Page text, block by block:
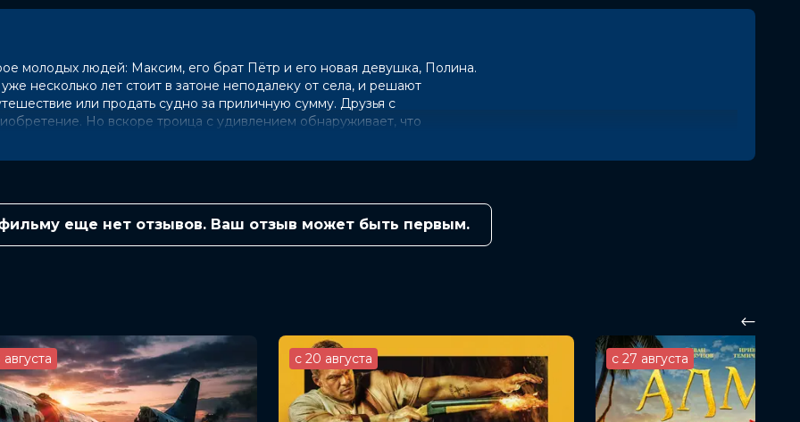
молодых людей: Максим, его брат Пётр и его новая девушка, Полина.
несколько лет стоит в затоне неподалеку от села, и решают
или продать судно за приличную сумму. Друзья с
Но вскоре троица с удивлением обнаруживает, что
кораблем связана жуткая мистическая история.
затонувшего судна действительно начинают происходить
героям удается с трудом...
Евгений Алехин, Инна Егорова,
Роман Каримов
еще нет отзывов. Ваш отзыв может быть первым.
августа с 20 августа с 27 августа